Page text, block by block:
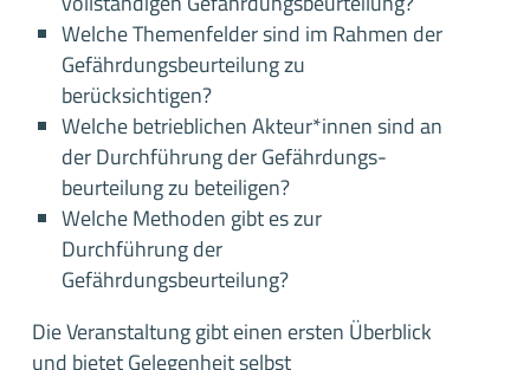
Welche Themenfelder sind im Rahmen der
Gefährdungsbeurteilung zu
berücksichtigen?
Welche betrieblichen Akteur*innen sind an
der Durchführung der Gefährdungs-
beurteilung zu beteiligen?
Welche Methoden gibt es zur
Durchführung der
Gefährdungsbeurteilung?
Die Veranstaltung gibt einen ersten Überblick
und bietet Gelegenheit selbst